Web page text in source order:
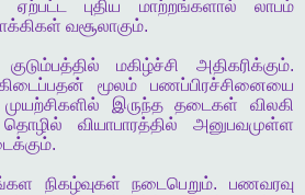
ஏற்பட்ட புதிய மாற்றங்களால்
லாபம்
வசூலாகும்.
குடும்பத்தில் மகிழ்ச்சி அதிகரிக்கும்.
மூலம்
பணப்பிரச்சினையை
முயற்சிகளில் இருந்த தடைகள்
விலகி
தொழில் வியாபாரத்தில்
அனுபவமுள்ள
.
நிகழ்வுகள் நடைபெறும்.பணவரவு